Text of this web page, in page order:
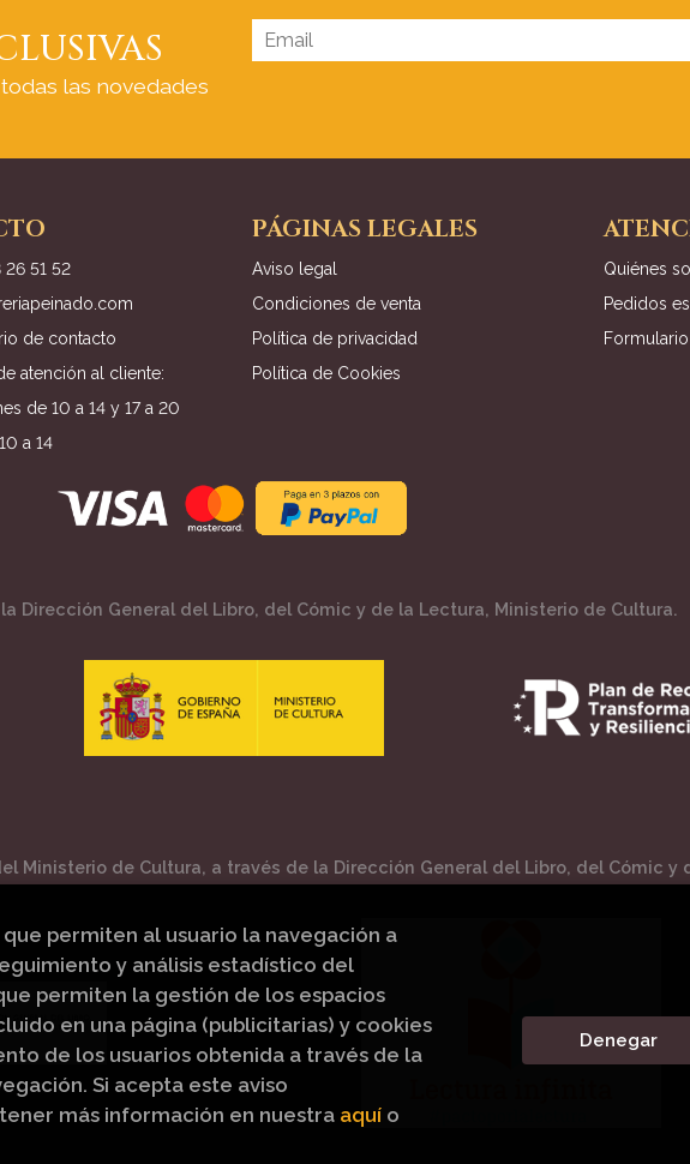
las novedades
26 51 52
de contacto
atención al cliente:
de 10 a 14 y 17 a 20
a 14
PÁGINAS LEGALES
Aviso legal
Condiciones de venta
Política de privacidad
Política de Cookies
Quiénes
Pedidos
Dirección General del Libro, del Cómic y de la Lectura, Ministerio de Cultura.
Ministerio de Cultura, a través de la Dirección General del Libro, del Cómic y
permiten al usuario la navegación a
y análisis estadístico del
permiten la gestión de los espacios
en una página (publicitarias) y cookies
de los usuarios obtenida a través de la
Si acepta este aviso
más información en nuestra aquí o
Denegar